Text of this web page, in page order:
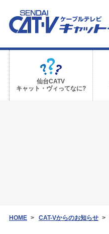
仙台CATV
キャット・ヴィってなに?
HOME CAT-Vからのお知らせ